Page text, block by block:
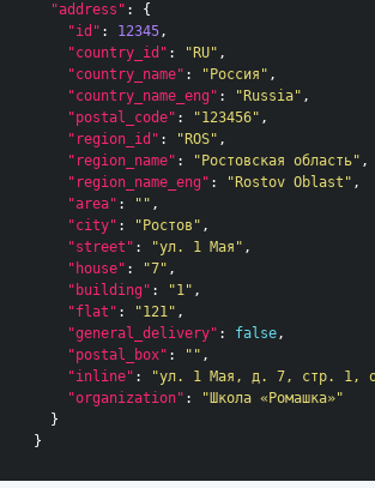
"address" :
{
"id" : 12345,
"country_id" : "RU" ,
"country_name" : "Россия" ,
"country_name_eng" : "Russia" ,
"postal_code" : "123456" ,
"region_id" : "ROS" ,
"region_name" : "Ростовская область" ,
"region_name_eng" : "Rostov Oblast" ,
"area" : "" ,
"city" : "Ростов" ,
"street" : "ул. 1 Мая" ,
"house" : "7" ,
"building" : "1" ,
"flat" : "121" ,
"general_delivery" : false,
"postal_box" : "" ,
"inline" :
"ул. 1 Мая, д. 7, стр. 1,
"organization" :
"Школа «Ромашка»"
}
}